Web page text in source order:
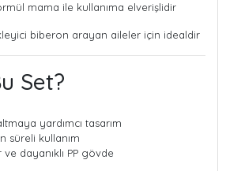
mama ile kullanıma elverişlidir
biberon arayan aileler için idealdir
Set?
yardımcı tasarım
süreli kullanım
dayanıklı PP gövde